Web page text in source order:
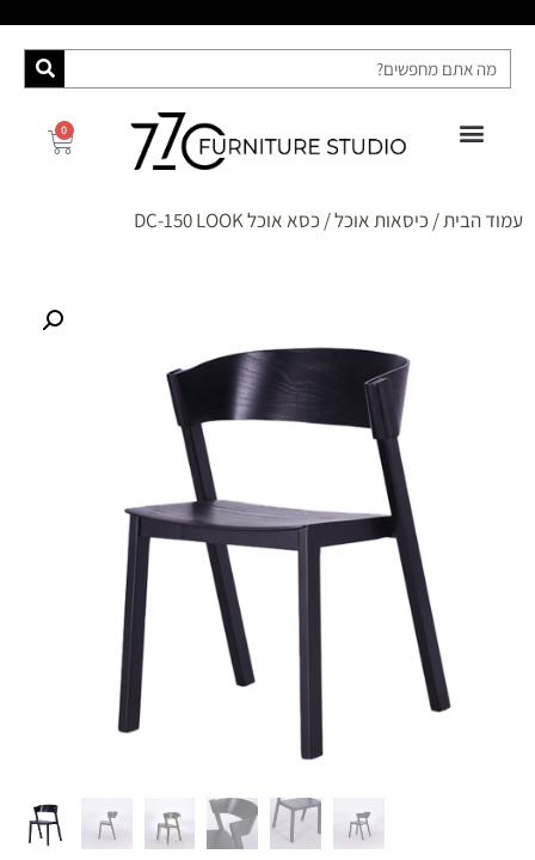
0
עמוד הבית/ כיסאות אוכל/ כסא אוכל DC-150 LOOK